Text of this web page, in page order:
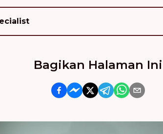
Bagikan Halaman Ini